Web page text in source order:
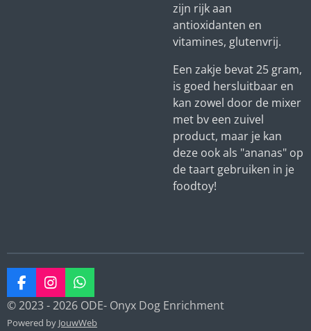
zijn rijk aan
antioxidanten en
vitamines, glutenvrij.
Een zakje bevat 25 gram,
is goed hersluitbaar en
kan zowel door de mixer
met bv een zuivel
product, maar je kan
deze ook als "ananas" op
de taart gebruiken in je
foodtoy!
F
a
c
e
I
n
s
t
W
h
a
t
© 2023 - 2026 ODE- Onyx Dog Enrichment
Powered by JouwWeb